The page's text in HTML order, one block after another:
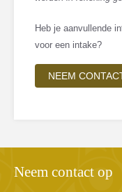
Heb je aanvullende
voor een intake?
NEEM
Neem contact op